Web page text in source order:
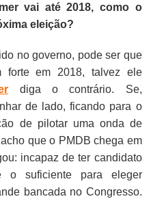
vai até 2018, como o
eleição?
no governo, pode ser que
forte em 2018, talvez ele
diga o contrário. Se,
de lado, ficando para o
de pilotar uma onda de
que o PMDB chega em
incapaz de ter candidato
o suficiente para eleger
bancada no Congresso.